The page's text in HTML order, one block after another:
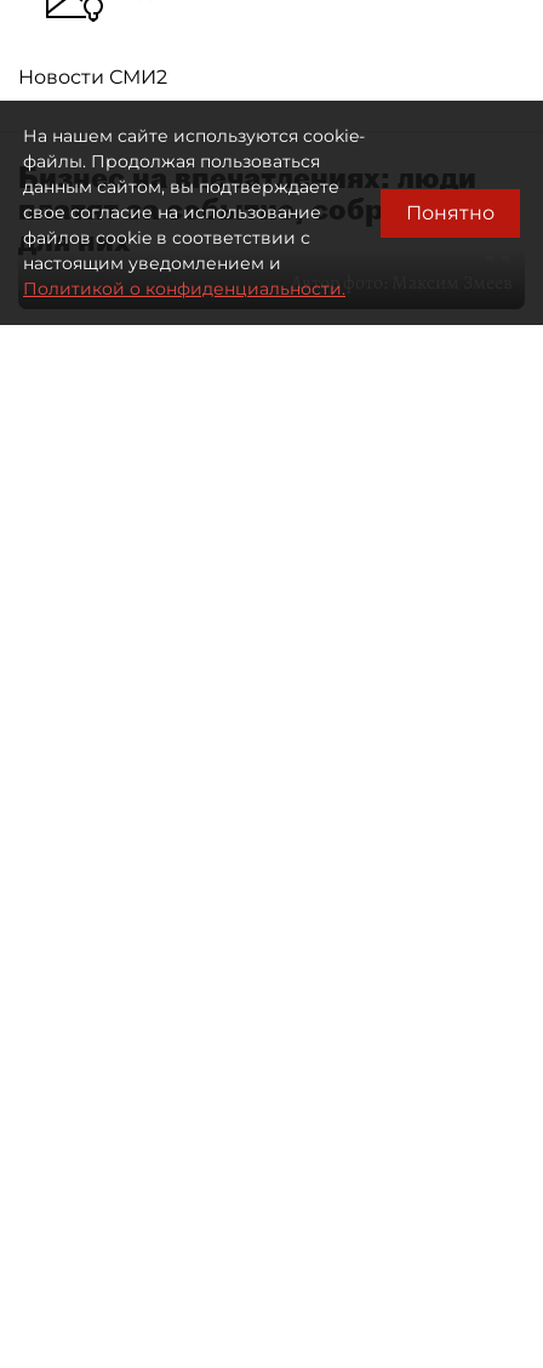
Новости СМИ2
Бизнес на впечатлениях: люди
платят за событие, собранное
для них
Автор фото:
На нашем сайте используются cookie-
файлы. Продолжая пользоваться
данным сайтом, вы подтверждаете
свое согласие на использование
файлов cookie в соответствии с
настоящим уведомлением и
Политикой о конфиденциальности.
Понятно